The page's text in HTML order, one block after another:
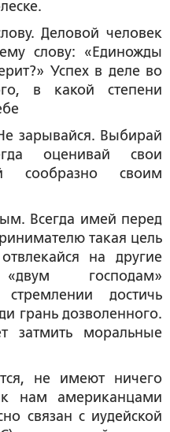
Деловой человек
слову: «Единожды
Успех в деле во
в какой степени
зарывайся. Выбирай
оценивай свои
сообразно своим
Всегда имей перед
такая цель
на другие
господам»
стремлении достичь
грань дозволенного.
затмить моральные
не имеют ничего
нам американцами
связан с иудейской